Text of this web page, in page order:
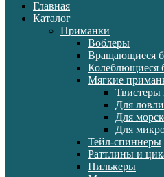
Главная
Каталог
Приманки
Воблеры
Вращающиеся
Колеблющиеся
Мягкие
Твистеры
Для
Для
Для
Тейл-спиннеры
Раттлины и
Пилькеры